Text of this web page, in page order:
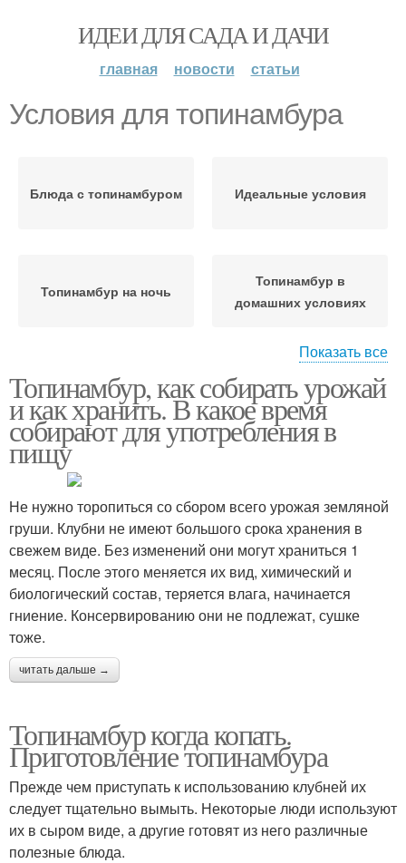
ИДЕИ ДЛЯ САДА И ДАЧИ
главная новости статьи
Условия для топинамбура
Блюда с топинамбуром Идеальные условия
Топинамбур на ночь
Топинамбур в
домашних условиях
Топинамбур в погребе
морозилке
Показать все
Топинамбур, как собирать урожай
и как хранить. В какое время
собирают для употребления в
пищу
Не нужно торопиться со сбором всего урожая земляной
груши. Клубни не имеют большого срока хранения в
свежем виде. Без изменений они могут храниться 1
месяц. После этого меняется их вид, химический и
биологический состав, теряется влага, начинается
гниение. Консервированию они не подлежат, сушке
тоже.
читать дальше →
Топинамбур когда копать.
Приготовление топинамбура
Прежде чем приступать к использованию клубней их
следует тщательно вымыть. Некоторые люди используют
их в сыром виде, а другие готовят из него различные
полезные блюда.